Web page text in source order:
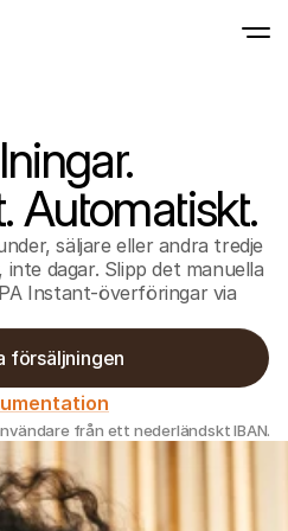
Automatiskt.
säljare eller andra tredje
dagar. Slipp det manuella
Instant-överföringar via
försäljningen
från ett nederländskt IBAN.
to Pay on iPhone
contactless payments right on
more
Accept payments
Online payments
Accept and manage
payments
In-person
Take payments with
devices
Checkout
Offer a checkout
Recurring
Collect recurring
Prevent fraud and
conversion
Program